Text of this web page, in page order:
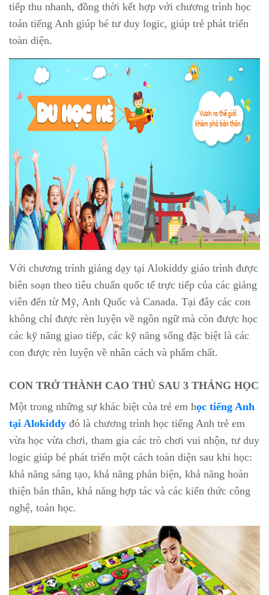
tiếp thu nhanh, đồng thời kết hợp với chương trình học
toán tiếng Anh giúp bé tư duy logic, giúp trẻ phát triển
toàn diện.
Với chương trình giảng dạy tại Alokiddy giáo trình được
biên soạn theo tiêu chuẩn quốc tế trực tiếp của các giảng
viên đến từ Mỹ, Anh Quốc và Canada. Tại đây các con
không chỉ được rèn luyện về ngôn ngữ mà còn được học
các kỹ năng giao tiếp, các kỹ năng sống đặc biệt là các
con được rèn luyện về nhân cách và phẩm chất.
CON TRỞ THÀNH CAO THỦ SAU 3 THÁNG HỌC
Một trong những sự khác biệt của trẻ em học tiếng Anh
tại Alokiddy đó là chương trình học tiếng Anh trẻ em
vừa học vừa chơi, tham gia các trò chơi vui nhộn, tư duy
logic giúp bé phát triển một cách toàn diện sau khi học:
khả năng sáng tạo, khả năng phản biện, khả năng hoàn
thiện bản thân, khả năng hợp tác và các kiến thức công
nghệ, toán học.